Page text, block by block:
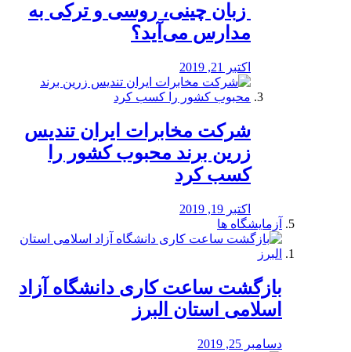
️ زبان چینی، روسی و ترکی به
مدارس می‌آید؟
اکتبر 21, 2019
شرکت مخابرات ایران تندیس
زرین برند محبوب کشور را
کسب کرد
اکتبر 19, 2019
آزمایشگاه ها
بازگشت ساعت کاری دانشگاه آزاد
اسلامی استان البرز
دسامبر 25, 2019